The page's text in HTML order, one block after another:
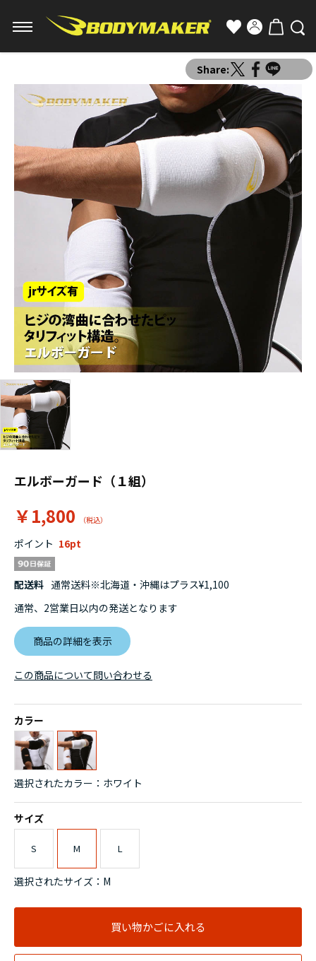
Share:
エルボーガード（１組）
￥1,800
ポイント 16
配送料 通常送料※北海道・沖縄はプラス¥1,100
通常、2営業日以内の発送となります
商品の詳細を表示
カラー
選択されたカラー：ホワイト
サイズ
S M L
選択されたサイズ：M
買い物かごに入れる
この商品について問い合わせる